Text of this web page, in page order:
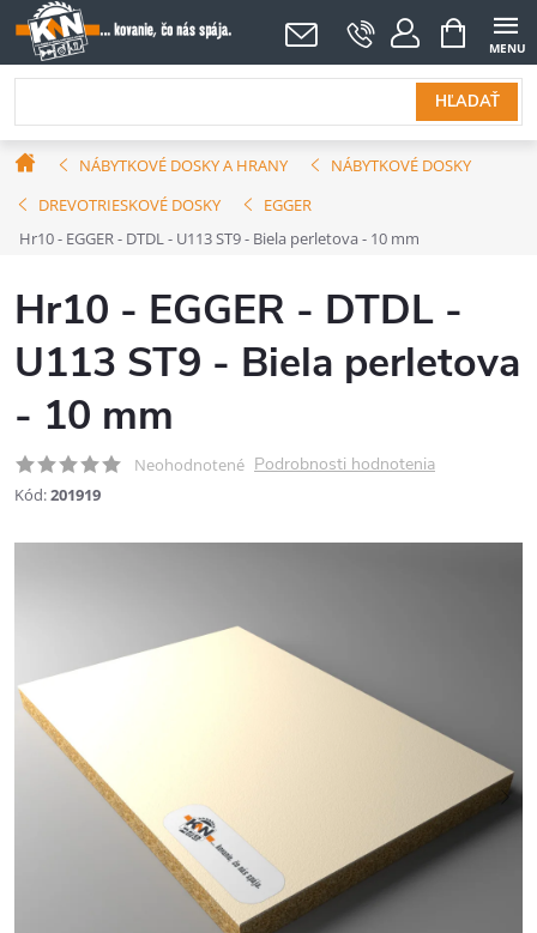
Prejsť
na
obsah
HĽADAŤ
NÁKUPNÝ
KOŠÍK
DomovNÁBYTKOVÉ DOSKY A HRANY
NÁBYTKOVÉ DOSKY
DREVOTRIESKOVÉ DOSKY
EGGER
Hr10 - EGGER - DTDL - U113 ST9 - Biela perletova - 10 mm
Hr10 - EGGER - DTDL -
U113 ST9 - Biela perletova
- 10 mm
Neohodnotené Podrobnosti hodnotenia
Kód:201919